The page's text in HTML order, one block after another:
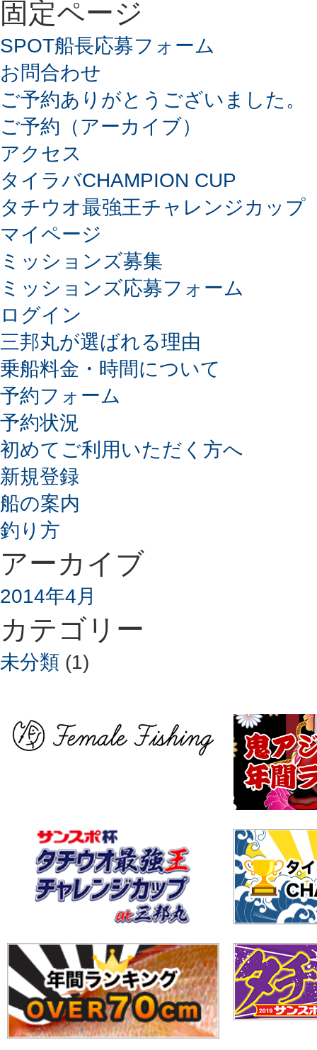
索:
固定ページ
SPOT船長応募フォーム
お問合わせ
ご予約ありがとうございました。
ご予約（アーカイブ）
アクセス
タイラバCHAMPION CUP
タチウオ最強王チャレンジカップ
マイページ
ミッションズ募集
ミッションズ応募フォーム
ログイン
三邦丸が選ばれる理由
乗船料金・時間について
予約フォーム
予約状況
初めてご利用いただく方へ
新規登録
船の案内
釣り方
アーカイブ
2014年4月
カテゴリー
未分類 (1)